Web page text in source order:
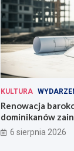
KULTURA
Renowacja
dominikanów
Wrocławiu
6 sierpnia 2026